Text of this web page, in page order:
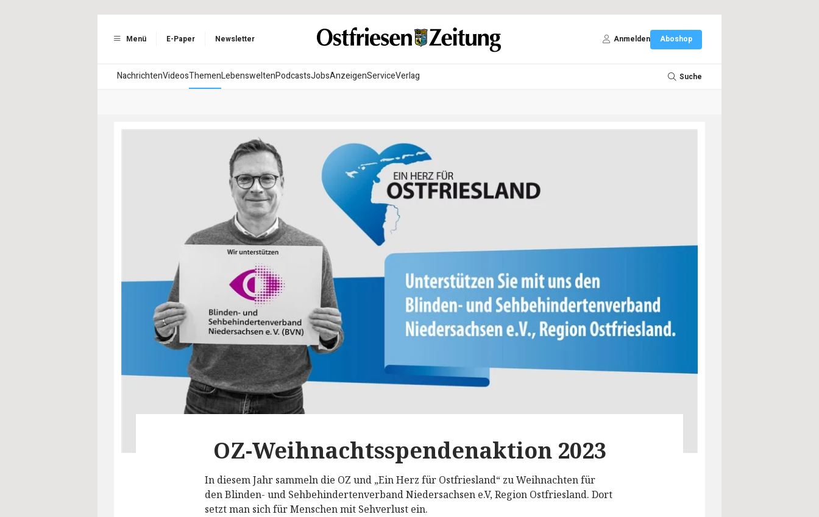
Menü E-Paper Newsletter Anmelden Aboshop
NachrichtenVideosThemenLebensweltenPodcastsJobsAnzeigenServiceVerlag Suche
OZ-Weihnachtsspendenaktion 2023
In diesem Jahr sammeln die OZ und „Ein Herz für Ostfriesland“ zu Weihnachten für
den Blinden- und Sehbehindertenverband Niedersachsen e.V, Region Ostfriesland. Dort
setzt man sich für Menschen mit Sehverlust ein.